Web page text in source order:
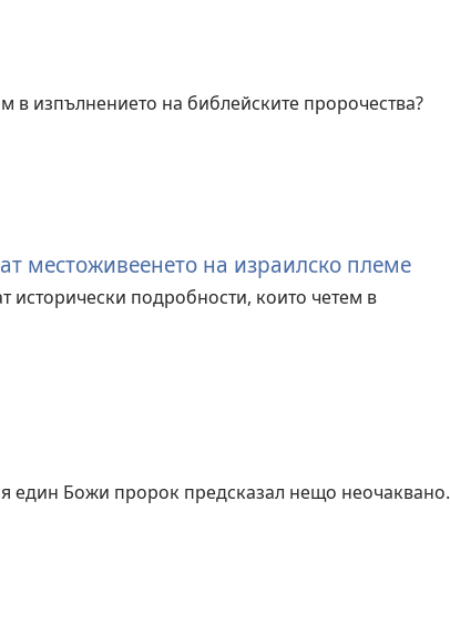
в изпълнението на библейските пророчества?
местоживеенето на израилско племе
исторически подробности, които четем в
един Божи пророк предсказал нещо неочаквано.